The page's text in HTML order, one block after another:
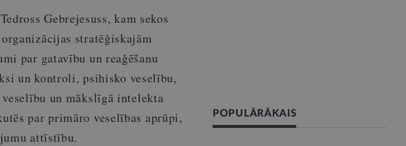
Gebrejesuss, kam sekos
stratēģiskajām
par gatavību un reaģēšanu
un kontroli, psihisko veselību,
un mākslīgā intelekta
par primāro veselības aprūpi,
attīstību.
POPULĀRĀKAIS